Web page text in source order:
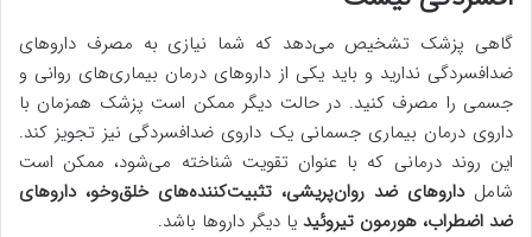
گاهی پزشک تشخیص می‌دهد که شما نیازی به مصرف داروهای
ضدافسردگی ندارید و باید یکی از داروهای درمان بیماری‌های روانی و
جسمی را مصرف کنید. در حالت دیگر ممکن است پزشک همزمان با
داروی درمان بیماری جسمانی یک داروی ضدافسردگی نیز تجویز کند.
این روند درمانی که با عنوان تقویت شناخته می‌شود، ممکن است
شاملداروهای ضد روان‌پریشی، تثبیت‌کننده‌های خلق‌وخو، داروهای
ضد اضطراب، هورمون تیروئید یا دیگر داروها باشد.